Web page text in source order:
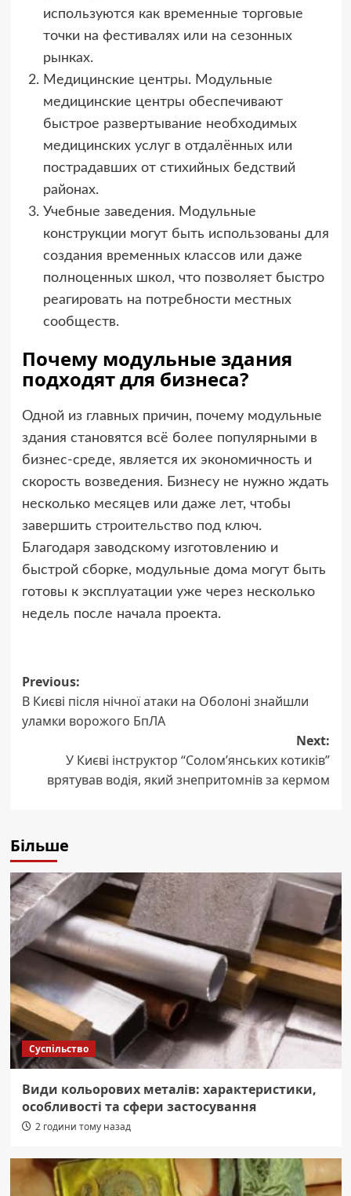
используются как временные торговые
точки на фестивалях или на сезонных
рынках.
Медицинские центры. Модульные
медицинские центры обеспечивают
быстрое развертывание необходимых
медицинских услуг в отдалённых или
пострадавших от стихийных бедствий
районах.
Учебные заведения. Модульные
конструкции могут быть использованы для
создания временных классов или даже
полноценных школ, что позволяет быстро
реагировать на потребности местных
сообществ.
Почему модульные здания
подходят для бизнеса?
Одной из главных причин, почему модульные
здания становятся всё более популярными в
бизнес-среде, является их экономичность и
скорость возведения. Бизнесу не нужно ждать
несколько месяцев или даже лет, чтобы
завершить строительство под ключ.
Благодаря заводскому изготовлению и
быстрой сборке, модульные дома могут быть
готовы к эксплуатации уже через несколько
недель после начала проекта.
Post
navigation
Previous:
В Києві після нічної атаки на Оболоні знайшли
уламки ворожого БпЛА
Next:
У Києві інструктор “Солом’янських котиків”
врятував водія, який знепритомнів за кермом
Більше
Суспільство
Види кольорових металів: характеристики,
особливості та сфери застосування
2 години тому назад